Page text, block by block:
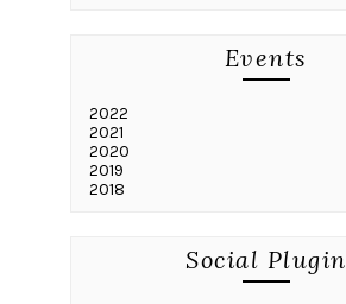
Events
2022
2021
2020
2019
2018
Social Plugin